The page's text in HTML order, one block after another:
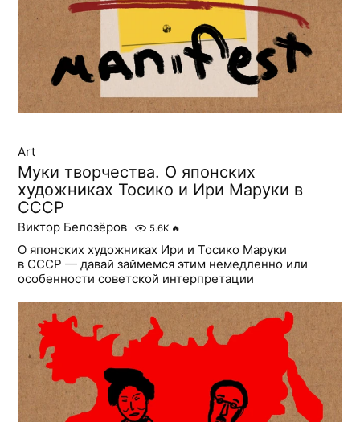
Art
Муки творчества. О японских
художниках Тосико и Ири Маруки в
СССР
Виктор Белозёров 5.6K 🔥
О японских художниках Ири и Тосико Маруки
в СССР — давай займемся этим немедленно или
особенности советской интерпретации